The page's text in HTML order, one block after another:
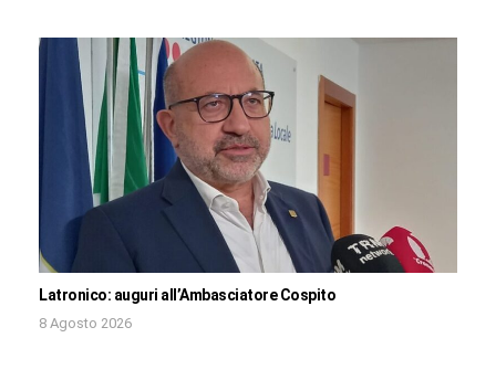
Latronico: auguri all’Ambasciatore Cospito
8 Agosto 2026